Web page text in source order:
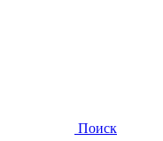
Поиск